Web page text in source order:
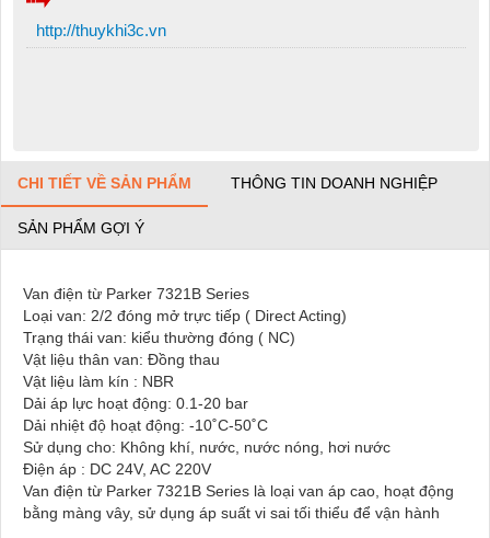
http://thuykhi3c.vn
CHI TIẾT VỀ SẢN PHẨM THÔNG TIN DOANH NGHIỆP
SẢN PHẨM GỢI Ý
Van điện từ Parker 7321B Series
Loại van: 2/2 đóng mở trực tiếp ( Direct Acting)
Trạng thái van: kiểu thường đóng ( NC)
Vật liệu thân van: Đồng thau
Vật liệu làm kín : NBR
Dải áp lực hoạt động: 0.1-20 bar
Dải nhiệt độ hoạt động: -10˚C-50˚C
Sử dụng cho: Không khí, nước, nước nóng, hơi nước
Điện áp : DC 24V, AC 220V
Van điện từ Parker 7321B Series là loại van áp cao, hoạt động
bằng màng vây, sử dụng áp suất vi sai tối thiểu để vận hành